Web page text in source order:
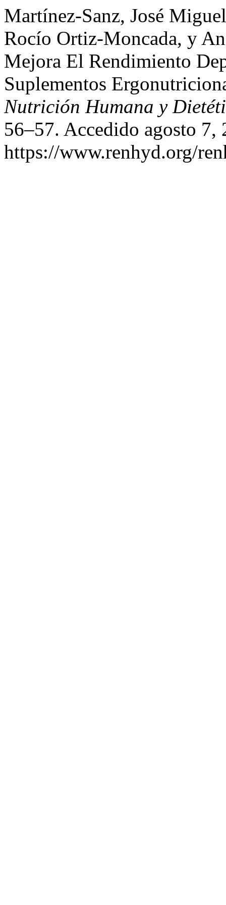
Martínez-Sanz, José
Rocío Ortiz-Moncada, y
Mejora El Rendimiento
Suplementos
Nutrición Humana y
56–57. Accedido agosto 7,
https://www.renhyd.org/